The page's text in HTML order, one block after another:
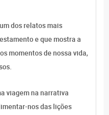
dos relatos mais
e que mostra a
momentos de nossa vida,
viagem na narrativa
nos das lições